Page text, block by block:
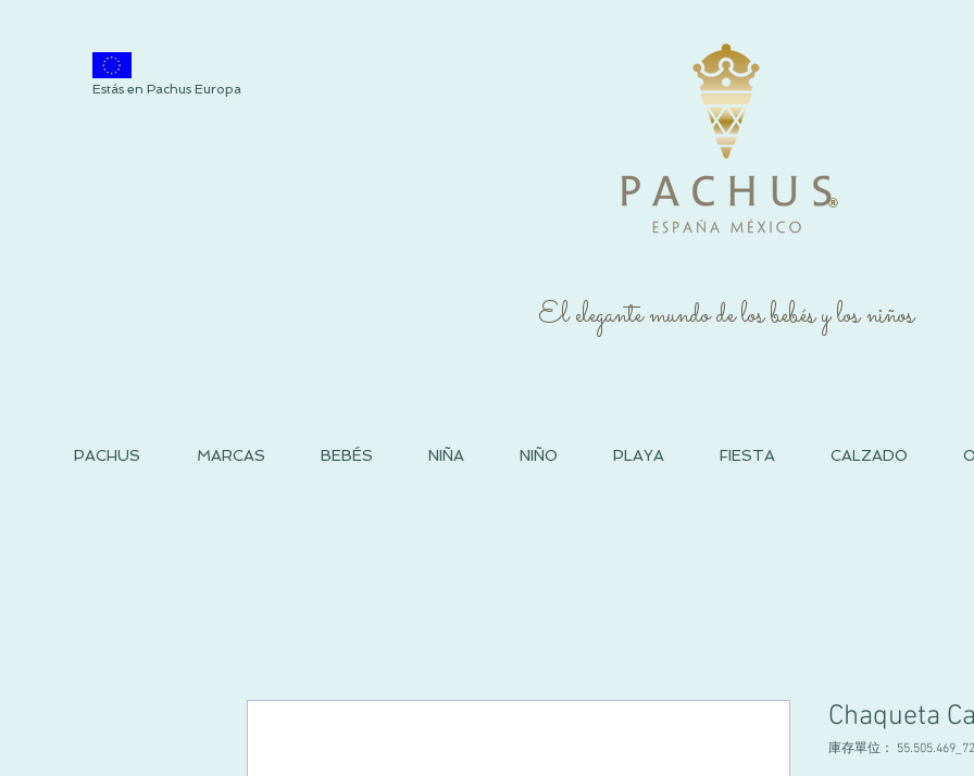
Estás en Pachus Europa
®
El elegante mundo de los bebés y los niños
PACHUS MARCAS BEBÉS NIÑA NIÑO PLAYA FIESTA CALZADO
Chaqueta
庫存單位：